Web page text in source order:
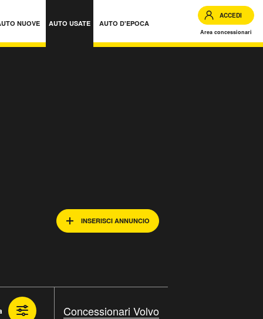
NUOVE AUTO USATE AUTO D'EPOCA
ACCEDI
Area concessionari
INSERISCI ANNUNCIO
Concessionari Volvo